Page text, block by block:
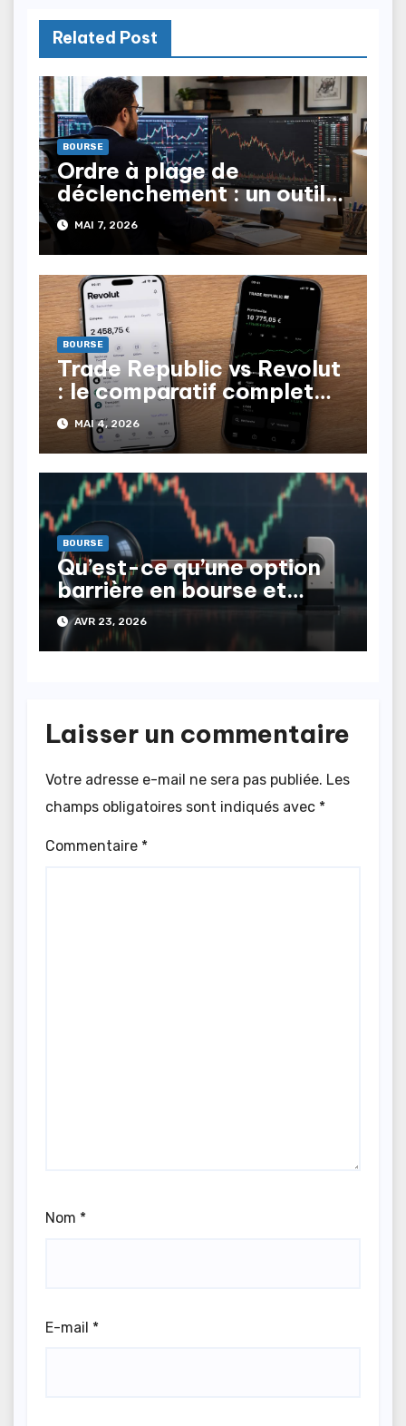
Related Post
BOURSE
Ordre à plage de
déclenchement : un outil
stratégique de trading
MAI 7, 2026
BOURSE
Trade Republic vs Revolut
: le comparatif complet
2026
MAI 4, 2026
BOURSE
Qu’est-ce qu’une option
barrière en bourse et
comment l’utiliser
efficacement ?
AVR 23, 2026
Laisser un commentaire
Votre adresse e-mail ne sera pas publiée. Les
champs obligatoires sont indiqués avec *
Commentaire *
Nom *
E-mail *